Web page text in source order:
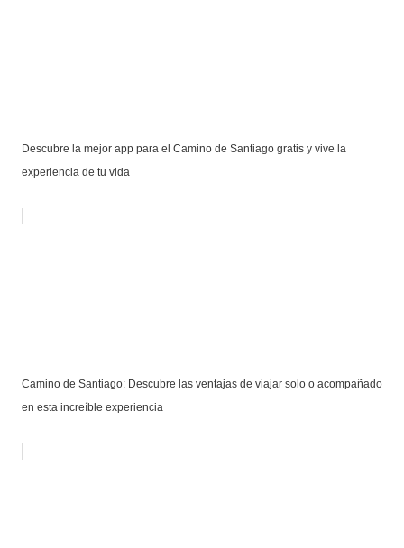
Descubre la mejor app para el Camino de Santiago gratis y vive la
experiencia de tu vida
Camino de Santiago: Descubre las ventajas de viajar solo o acompañado
en esta increíble experiencia